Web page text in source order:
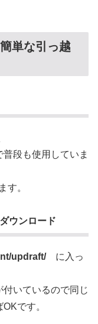
単な引っ越
普段も使用していま
す。
ウンロード
updraft/ に入っ
いているので同じ
です。